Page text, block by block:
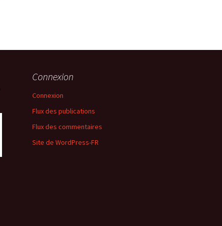
Connexion
Connexion
Flux des publications
Flux des commentaires
Site de WordPress-FR